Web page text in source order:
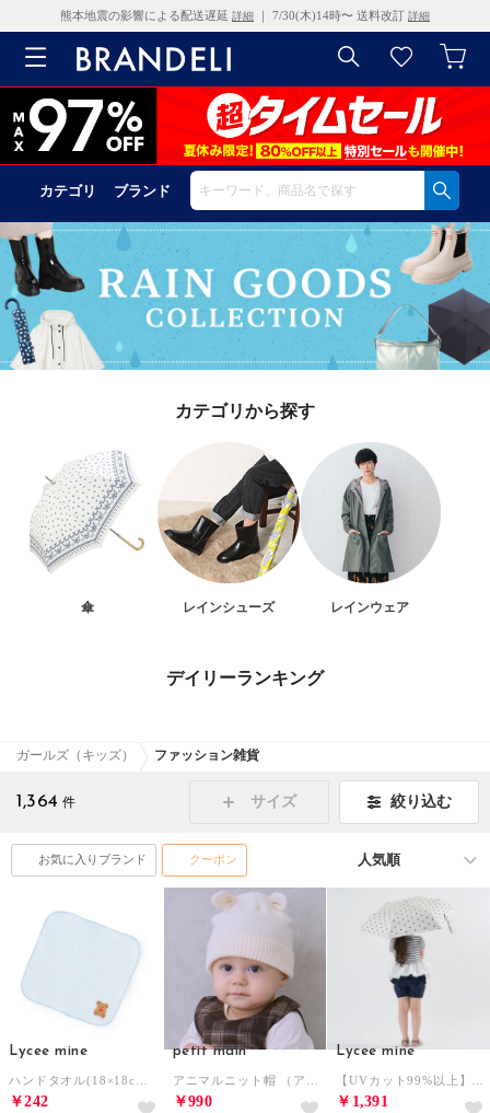
熊本地震の影響による配送遅延 詳細 ｜ 7/30(木)14時〜 送料改訂 詳細
カテゴリ ブランド
カテゴリから探す
傘 レインシューズ レインウェア
デイリーランキング
ガールズ（キッズ） ファッション雑貨
1,364 件 サイズ 絞り込む
お気に入りブランド クーポン
Lycee mine
￥242
petit main
￥990
Lycee mine
￥1,391